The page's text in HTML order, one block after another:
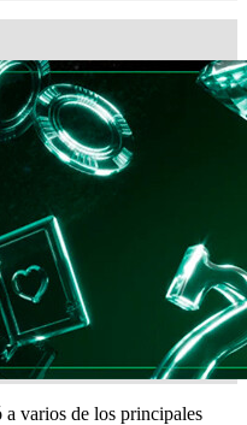
varios de los principales